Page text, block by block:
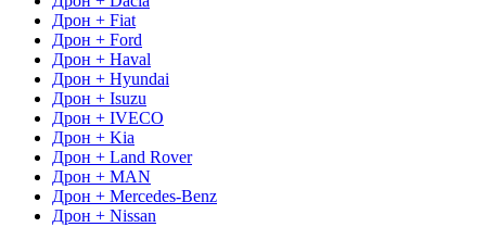
Дрон + Fiat
Дрон + Ford
Дрон + Haval
Дрон + Hyundai
Дрон + Isuzu
Дрон + IVECO
Дрон + Kia
Дрон + Land Rover
Дрон + MAN
Дрон + Mercedes-Benz
Дрон + Nissan